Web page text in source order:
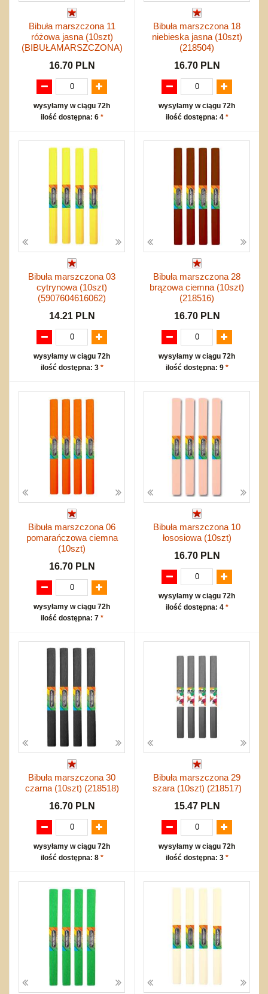
Bibuła marszczona 11
różowa jasna (10szt)
(BIBUŁAMARSZCZONA)
16.70 PLN
wysyłamy w ciągu 72h
ilość dostępna: 6 *
Bibuła marszczona 18
niebieska jasna (10szt)
(218504)
16.70 PLN
wysyłamy w ciągu 72h
ilość dostępna: 4 *
Bibuła marszczona 03
cytrynowa (10szt)
(5907604616062)
14.21 PLN
wysyłamy w ciągu 72h
ilość dostępna: 3 *
Bibuła marszczona 28
brązowa ciemna (10szt)
(218516)
16.70 PLN
wysyłamy w ciągu 72h
ilość dostępna: 9 *
Bibuła marszczona 06
pomarańczowa ciemna
(10szt)
16.70 PLN
wysyłamy w ciągu 72h
ilość dostępna: 7 *
Bibuła marszczona 10
łososiowa (10szt)
16.70 PLN
wysyłamy w ciągu 72h
ilość dostępna: 4 *
Bibuła marszczona 30
czarna (10szt) (218518)
16.70 PLN
wysyłamy w ciągu 72h
ilość dostępna: 8 *
Bibuła marszczona 29
szara (10szt) (218517)
15.47 PLN
wysyłamy w ciągu 72h
ilość dostępna: 3 *